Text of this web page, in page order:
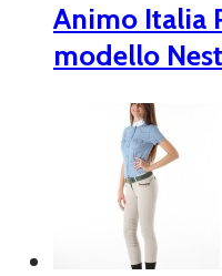
Animo Italia
modello Nest